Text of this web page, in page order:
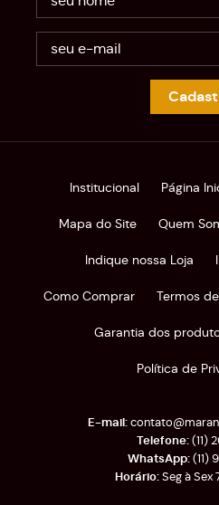
Institucional Página
Mapa do Site Quem
Indique nossa Loja
Como Comprar Termos
Garantia dos
Política de
(11)
(11)
Seg à Sex